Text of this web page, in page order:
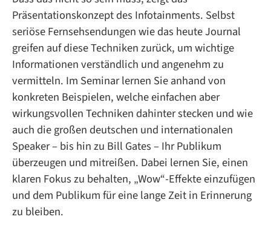
Präsentationskonzept des Infotainments. Selbst
seriöse Fernsehsendungen wie das heute Journal
greifen auf diese Techniken zurück, um wichtige
Informationen verständlich und angenehm zu
vermitteln. Im Seminar lernen Sie anhand von
konkreten Beispielen, welche einfachen aber
wirkungsvollen Techniken dahinter stecken und wie
auch die großen deutschen und internationalen
Speaker – bis hin zu Bill Gates – Ihr Publikum
überzeugen und mitreißen. Dabei lernen Sie, einen
klaren Fokus zu behalten, „Wow“-Effekte einzufügen
und dem Publikum für eine lange Zeit in Erinnerung
zu bleiben.